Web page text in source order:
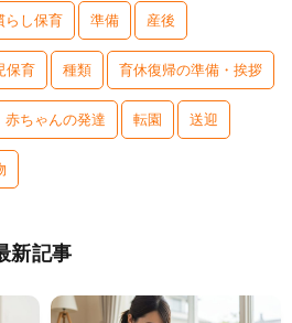
らし保育 準備 産後
保育 種類 育休復帰の準備・挨拶
赤ちゃんの発達 転園 送迎
新記事